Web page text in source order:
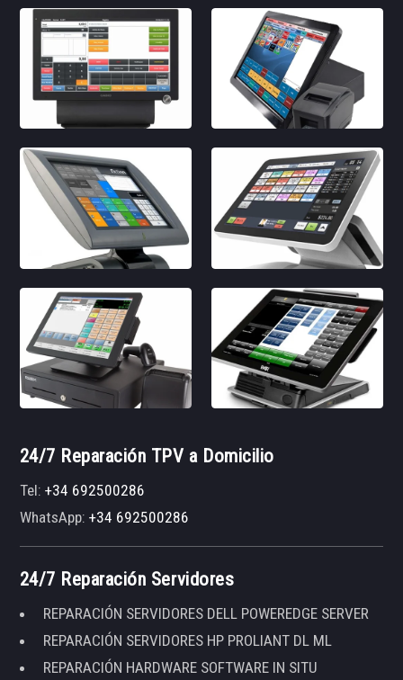
24/7 Reparación TPV a Domicilio
Tel:+34 692500286
WhatsApp:+34 692500286
24/7 Reparación Servidores
REPARACIÓN SERVIDORES DELL POWEREDGE SERVER
REPARACIÓN SERVIDORES HP PROLIANT DL ML
REPARACIÓN HARDWARE SOFTWARE IN SITU